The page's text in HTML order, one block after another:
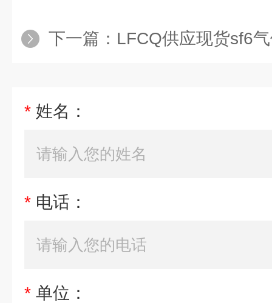
下一篇： LFCQ供应现货sf6
* 姓名：
* 电话：
* 单位：